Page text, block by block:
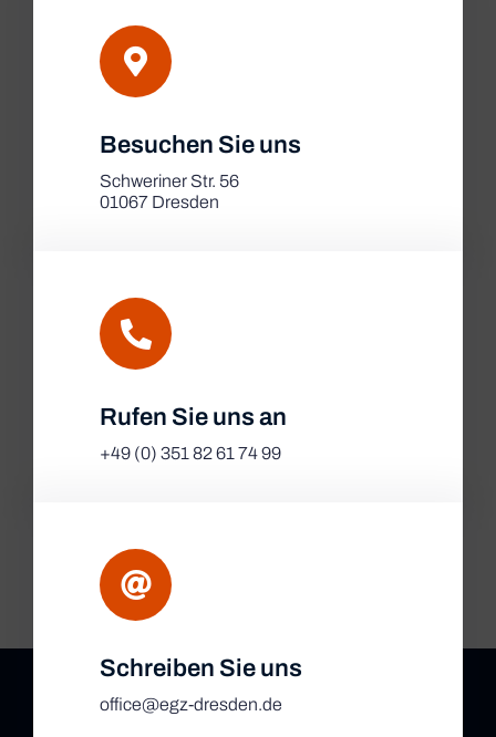
|Map tiles byCARTO, underCC BY 3.0
OpenStreetMap, under ODbL.
Besuchen Sie uns
Schweriner Str. 56
01067 Dresden
Rufen Sie uns an
+49 (0) 351 82 61 74 99
Schreiben Sie uns
office@egz-dresden.de